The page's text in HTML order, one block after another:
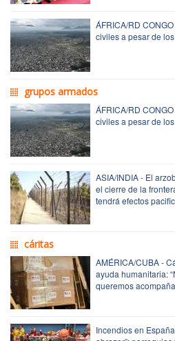
ÁFRICA/RD
civiles a pesar de
grupos armados
ÁFRICA/RD
civiles a pesar de
ASIA/INDIA - El
el cierre de la
tendrá efectos
cáritas
AMÉRICA/CUBA -
ayuda humanitaria:
queremos
Incendios en